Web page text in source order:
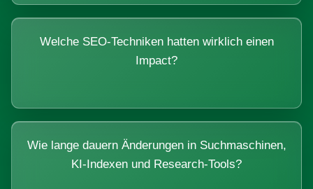
Welche SEO-Techniken hatten wirklich einen
Impact?
Wie lange dauern Änderungen in Suchmaschinen,
KI-Indexen und Research-Tools?